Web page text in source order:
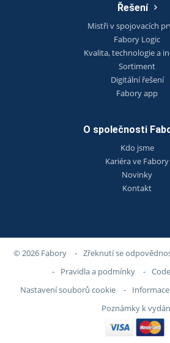
Řešení
Mistři v spojovacích
Fabory Logic
Kvalita, technologie a
Sortiment
Digitální řešení
Fabory app
O společnosti
Kdo jsme
Kariéra ve Fabory
Novinky
Kontakt
© 2026 Fabory - Zřeknutí se
-
Pravidla a podmínky -
Nastavení souborů cookie
-
Poznámky k